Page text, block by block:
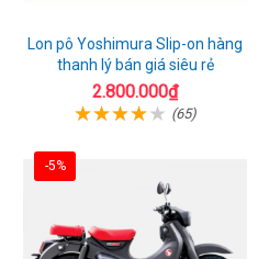
Lon pô Yoshimura Slip-on hàng
thanh lý bán giá siêu rẻ
2.800.000₫
(65)
-5%